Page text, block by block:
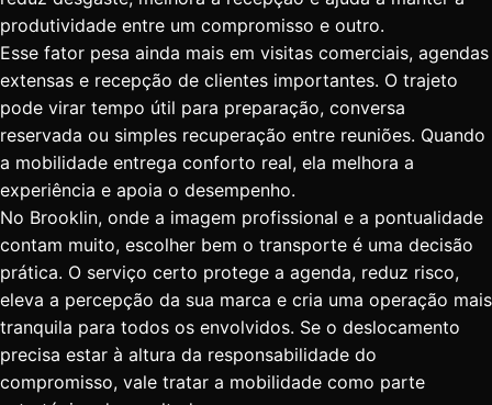
produtividade entre um compromisso e outro.
Esse fator pesa ainda mais em visitas comerciais, agendas
extensas e recepção de clientes importantes. O trajeto
pode virar tempo útil para preparação, conversa
reservada ou simples recuperação entre reuniões. Quando
a mobilidade entrega conforto real, ela melhora a
experiência e apoia o desempenho.
No Brooklin, onde a imagem profissional e a pontualidade
contam muito, escolher bem o transporte é uma decisão
prática. O serviço certo protege a agenda, reduz risco,
eleva a percepção da sua marca e cria uma operação mais
tranquila para todos os envolvidos. Se o deslocamento
precisa estar à altura da responsabilidade do
compromisso, vale tratar a mobilidade como parte